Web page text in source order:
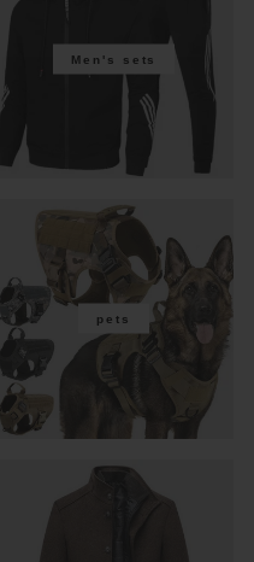
Men's sets
pets